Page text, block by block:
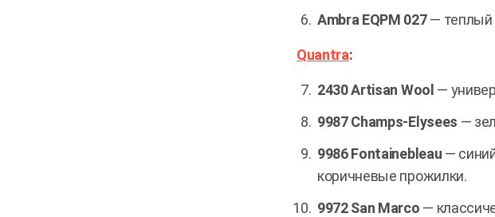
Ambra EQPM 027— теплый
Quantra:
2430 Artisan Wool —
9987 Champs-Elysees —
9986 Fontainebleau —
коричневые прожилки.
9972 San Marco —